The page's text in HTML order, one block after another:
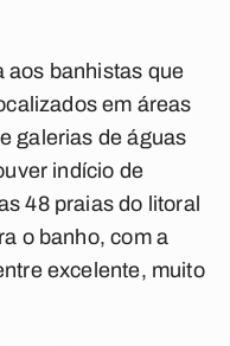
aos banhistas que
em áreas
galerias de águas
indício de
48 praias do litoral
o banho, com a
excelente, muito